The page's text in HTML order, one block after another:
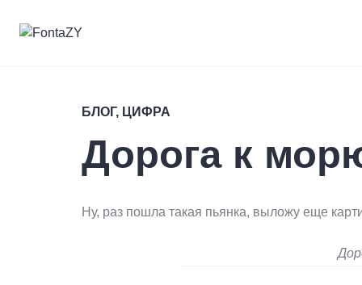
БЛОГ, ЦИФРА
Дорога к
Ну, раз пошла такая пьянка, выложу еще